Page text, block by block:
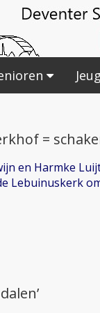
=
en Harmke
Lebuinuskerk